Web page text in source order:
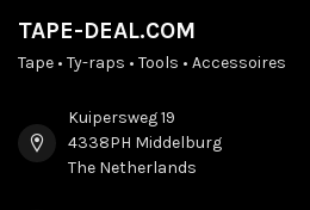
TAPE-DEAL.COM
Tape • Ty-raps • Tools • Accessoires
Kuipersweg 19
4338PH Middelburg
The Netherlands